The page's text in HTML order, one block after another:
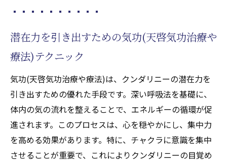
潜在力を引き出すための気功(天啓気功治療や
療法)テクニック
気功(天啓気功治療や療法)は、クンダリニーの潜在力を
引き出すための優れた手段です。深い呼吸法を基礎に、
体内の気の流れを整えることで、エネルギーの循環が促
進されます。このプロセスは、心を穏やかにし、集中力
を高める効果があります。特に、チャクラに意識を集中
させることが重要で、これによりクンダリニーの目覚め